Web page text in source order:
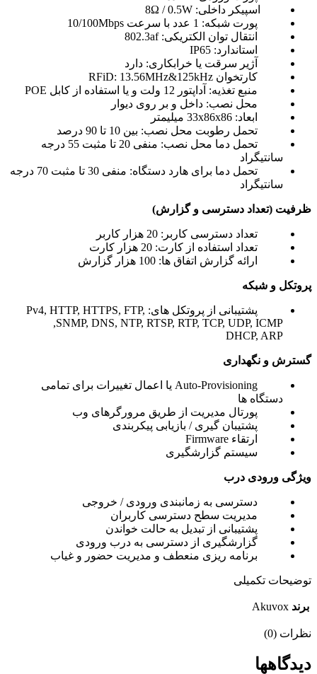
اسپیکر داخلی: 8Ω / 0.5W
پورت شبکه: 1 عدد با سرعت 10/100Mbps
انتقال توان الکتریکی: 802.3af
استاندارد: IP65
آژیر سرقت یا خرابکاری: دارد
کارتخوان RFiD: 13.56MHz&125kHz
منبع تغذیه: آداپتور 12 ولت و یا استفاده از کابل POE
محل نصب: داخل و بر روی دیوار
ابعاد: 33x86x86 میلیمتر
تحمل رطوبت محل نصب: بین 10 تا 90 درصد
تحمل دما محل نصب: منفی 20 تا مثبت 55 درجه
سانتیگراد
تحمل دما برای هارد دستگاه: منفی 30 تا مثبت 70 درجه
سانتیگراد
ظرفیت (تعداد دسترسی و گزارش)
تعداد دسترسی کاربر: 20 هزار کاربر
تعداد استفاده از کارت: 20 هزار کارت
ارائه گزارش اتفاق ها: 100 هزار گزارش
پروتکل و شبکه
پشتیبانی از پروتکل های: Pv4, HTTP, HTTPS, FTP,
SNMP, DNS, NTP, RTSP, RTP, TCP, UDP, ICMP,
DHCP, ARP
گسترش و نگهداری
Auto-Provisioning یا اعمال تغییرات برای تمامی
دستگاه ها
پورتال مدیریت از طریق مرورگرهای وب
پشتیبان گیری / بازیابی پیکربندی
ارتقاء Firmware
سیستم گزارشگیری
ویژگی ورودی درب
دسترسی به زمانبندی ورودی / خروجی
مدیریت سطح دسترسی کاربران
پشتیبانی از تبدیل به حالت خواندن
گزارشگیری از دسترسی به درب ورودی
برنامه ریزی منعطف و مدیریت حضور و غیاب
توضیحات تکمیلی
برند Akuvox
نظرات (0)
دیدگاهها